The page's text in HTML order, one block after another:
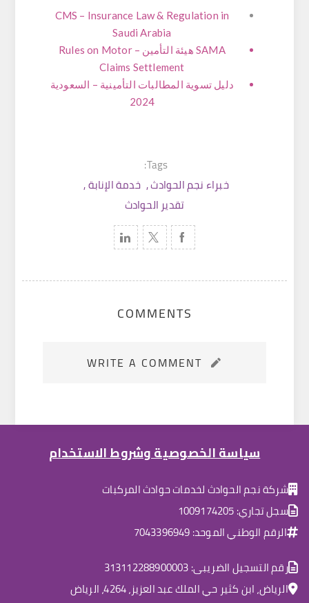
CMS – Insurance Law & Regulation in
Saudi Arabia
SAMA هيئة التأمين – Rules on Motor
Claims Settlement
دليل تسوية المطالبات التأمينية – السعودية
2024
Tags:
خبراء نجم الحوادث, خدمة الإنابة,
تقدير الحوادث
COMMENTS
WRITE A COMMENT
سياسة الخصوصية وشروط الاستخدام
شركة نجم الحوادث لخدمات حوادث المركبات
سجل تجاري: 1009174205
الرقم الوطني الموحد: 7043396949
رقم التسجيل الضريبى: 313112288900003
الرياض، ابن كثير حي الملك عبد العزيز، 4264، الرياض